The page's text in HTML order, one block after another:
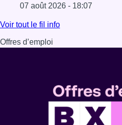
07 août 2026 - 18:07
Lire l'article Les Bruxellois
Voir tout le fil info
Offres d’emploi